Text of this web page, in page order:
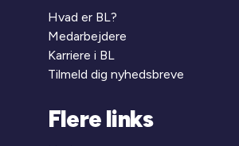
Hvad er BL?
Medarbejdere
Karriere i BL
Tilmeld dig nyhedsbreve
Flere links